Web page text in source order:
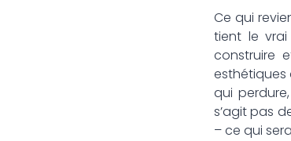
Ce qui
tient le
construire
esthétiques
qui
s’agit pas
– ce qui